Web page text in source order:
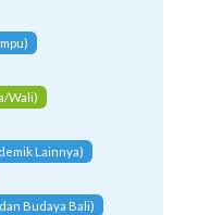
Wali)
Lainnya)
Budaya Bali)